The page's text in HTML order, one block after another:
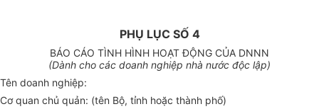
PHỤ LỤC SỐ 4
BÁO CÁO TÌNH HÌNH HOẠT ĐỘNG CỦA DNNN
(Dành cho các doanh nghiệp nhà nước độc lập)
Tên doanh nghiệp:
Cơ quan chủ quản: (tên Bộ, tỉnh hoặc thành phố)